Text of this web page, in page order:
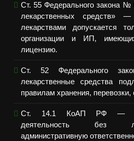
Ст. 55 Федерального закона
лекарственных средств» —
лекарствами допускается
организации и ИП,
лицензию.
Ст. 52 Федерального
лекарственные средства
правилам хранения, перевозки,
Ст. 14.1 КоАП РФ —
деятельность без
административную